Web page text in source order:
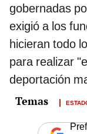
gobernadas
exigió a los
hicieran todo
para realizar
deportación